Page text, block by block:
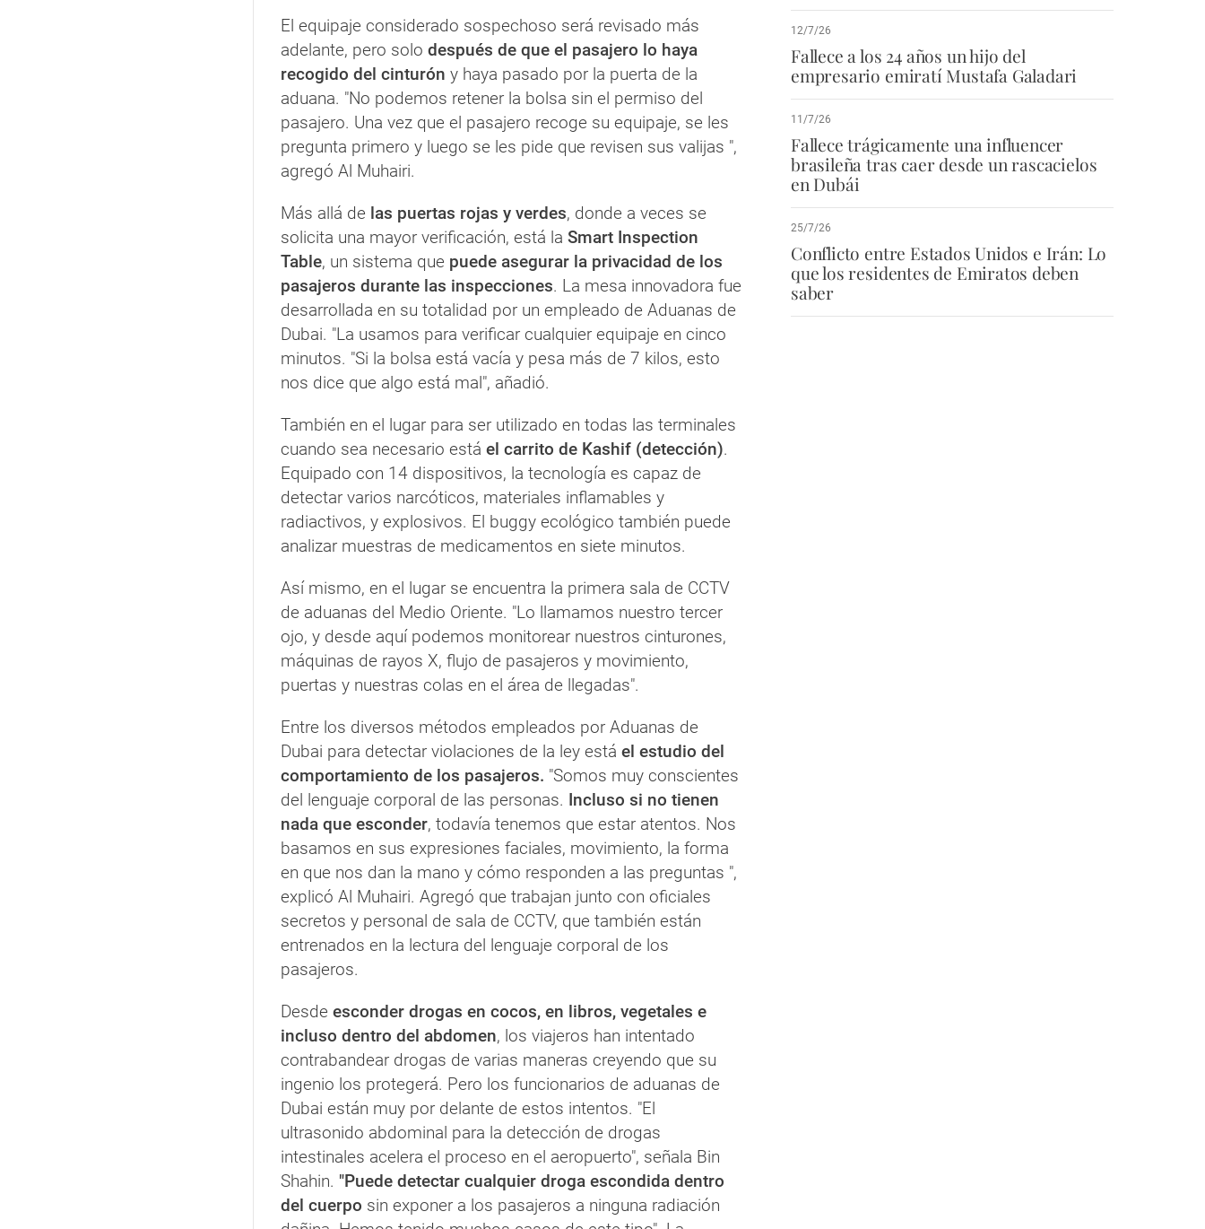
El equipaje considerado sospechoso será revisado más
adelante, pero solo después de que el pasajero lo haya
recogido del cinturón y haya pasado por la puerta de la
aduana. "No podemos retener la bolsa sin el permiso del
pasajero. Una vez que el pasajero recoge su equipaje, se les
pregunta primero y luego se les pide que revisen sus valijas ",
agregó Al Muhairi.
Más allá de las puertas rojas y verdes, donde a veces se
solicita una mayor verificación, está la Smart Inspection
Table, un sistema que puede asegurar la privacidad de los
pasajeros durante las inspecciones. La mesa innovadora fue
desarrollada en su totalidad por un empleado de Aduanas de
Dubai. "La usamos para verificar cualquier equipaje en cinco
minutos. "Si la bolsa está vacía y pesa más de 7 kilos, esto
nos dice que algo está mal", añadió.
También en el lugar para ser utilizado en todas las terminales
cuando sea necesario está el carrito de Kashif (detección).
Equipado con 14 dispositivos, la tecnología es capaz de
detectar varios narcóticos, materiales inflamables y
radiactivos, y explosivos. El buggy ecológico también puede
analizar muestras de medicamentos en siete minutos.
Así mismo, en el lugar se encuentra la primera sala de CCTV
de aduanas del Medio Oriente. "Lo llamamos nuestro tercer
ojo, y desde aquí podemos monitorear nuestros cinturones,
máquinas de rayos X, flujo de pasajeros y movimiento,
puertas y nuestras colas en el área de llegadas".
Entre los diversos métodos empleados por Aduanas de
Dubai para detectar violaciones de la ley está el estudio del
comportamiento de los pasajeros. "Somos muy conscientes
del lenguaje corporal de las personas. Incluso si no tienen
nada que esconder, todavía tenemos que estar atentos. Nos
basamos en sus expresiones faciales, movimiento, la forma
en que nos dan la mano y cómo responden a las preguntas ",
explicó Al Muhairi. Agregó que trabajan junto con oficiales
secretos y personal de sala de CCTV, que también están
entrenados en la lectura del lenguaje corporal de los
pasajeros.
Desde esconder drogas en cocos, en libros, vegetales e
incluso dentro del abdomen, los viajeros han intentado
contrabandear drogas de varias maneras creyendo que su
ingenio los protegerá. Pero los funcionarios de aduanas de
Dubai están muy por delante de estos intentos. "El
ultrasonido abdominal para la detección de drogas
intestinales acelera el proceso en el aeropuerto", señala Bin
Shahin. "Puede detectar cualquier droga escondida dentro
del cuerpo sin exponer a los pasajeros a ninguna radiación
12/7/26
Fallece a los 24 años un hijo del
empresario emiratí Mustafa Galadari
11/7/26
Fallece trágicamente una influencer
brasileña tras caer desde un rascacielos
en Dubái
25/7/26
Conflicto entre Estados Unidos e Irán: Lo
que los residentes de Emiratos deben
saber